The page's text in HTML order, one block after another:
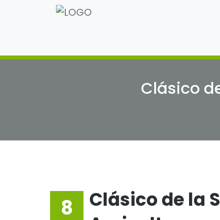
Clásico
8
Clásico de la